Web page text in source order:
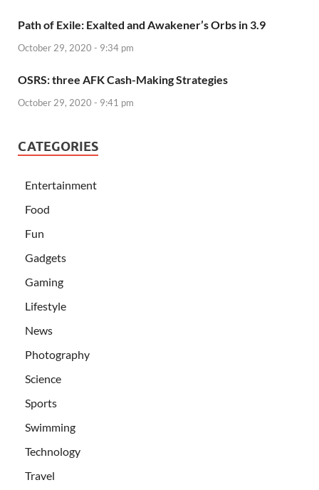
Path of Exile: Exalted and Awakener’s Orbs in 3.9
October 29, 2020 - 9:34 pm
OSRS: three AFK Cash-Making Strategies
October 29, 2020 - 9:41 pm
CATEGORIES
Entertainment
Food
Fun
Gadgets
Gaming
Lifestyle
News
Photography
Science
Sports
Swimming
Technology
Travel